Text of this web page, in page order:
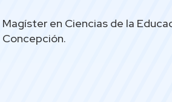
Magíster en Ciencias de la
Concepción.